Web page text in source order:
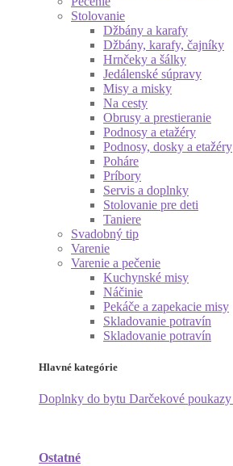
Stolovanie
Džbány a karafy
Džbány, karafy, čajníky
Hrnčeky a šálky
Jedálenské súpravy
Misy a misky
Na cesty
Obrusy a prestieranie
Podnosy a etažéry
Podnosy, dosky a etažéry
Poháre
Príbory
Servis a doplnky
Stolovanie pre deti
Taniere
Svadobný tip
Varenie
Varenie a pečenie
Kuchynské misy
Náčinie
Pekáče a zapekacie misy
Skladovanie potravín
Skladovanie potravín
Hlavné kategórie
Doplnky do bytu Darčekové poukazy
Ostatné